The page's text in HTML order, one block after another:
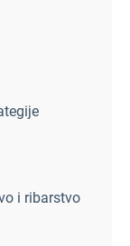
i ribarstvo